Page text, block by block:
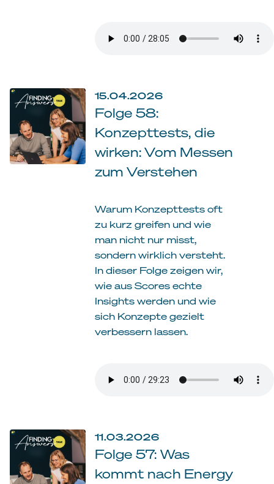
15.04.2026
Folge 58:
Konzepttests, die
wirken: Vom Messen
zum Verstehen
Warum Konzepttests oft
zu kurz greifen und wie
man nicht nur misst,
sondern wirklich versteht.
In dieser Folge zeigen wir,
wie aus Scores echte
Insights werden und wie
sich Konzepte gezielt
verbessern lassen.
11.03.2026
Folge 57: Was
kommt nach Energy